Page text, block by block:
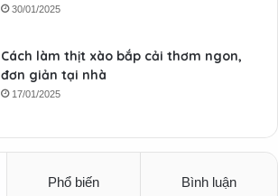
30/01/2025
Cách làm thịt xào bắp cải thơm ngon,
đơn giản tại nhà
17/01/2025
Phổ biến Bình luận